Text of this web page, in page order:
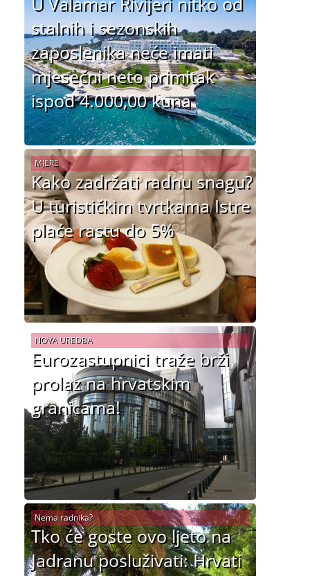
stalnih i sezonskih
zaposlenika neće imati
mjesečni neto primitak
ispod 4.000,00 kuna
Kako zadržati radnu snagu?
U turističkim tvrtkama Istre
plaće rastu do 5%
MJERE
Eurozastupnici traže brži
prolaz na hrvatskim
granicama!
NOVA UREDBA
Tko će goste ovo ljeto na
Jadranu posluživati: Hrvati
Nema radnika?